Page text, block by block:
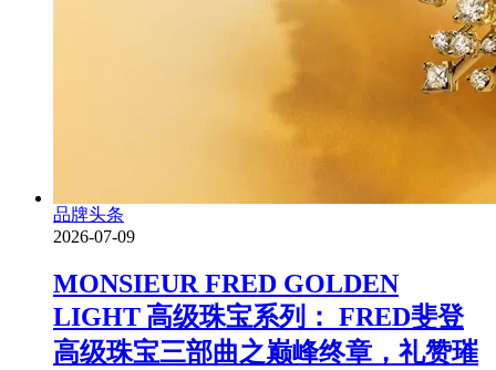
品牌头条
2026-07-09
MONSIEUR FRED GOLDEN
LIGHT 高级珠宝系列： FRED斐登
高级珠宝三部曲之巅峰终章，礼赞璀